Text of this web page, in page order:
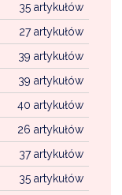
35 artykułów
27 artykułów
39 artykułów
39 artykułów
40 artykułów
26 artykułów
37 artykułów
35 artykułów